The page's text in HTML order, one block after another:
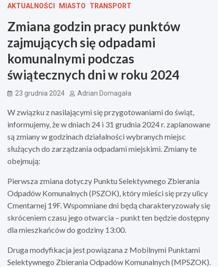
AKTUALNOŚCI MIASTO TRANSPORT
Zmiana godzin pracy punktów
zajmujących się odpadami
komunalnymi podczas
świątecznych dni w roku 2024
23 grudnia 2024 Adrian Domagała
W związku z nasilającymi się przygotowaniami do świąt,
informujemy, że w dniach 24 i 31 grudnia 2024 r. zaplanowane
są zmiany w godzinach działalności wybranych miejsc
służących do zarządzania odpadami miejskimi. Zmiany te
obejmują:
Pierwsza zmiana dotyczy Punktu Selektywnego Zbierania
Odpadów Komunalnych (PSZOK), który mieści się przy ulicy
Cmentarnej 19F. Wspomniane dni będą charakteryzowały się
skróceniem czasu jego otwarcia – punkt ten będzie dostępny
dla mieszkańców do godziny 13:00.
Druga modyfikacja jest powiązana z Mobilnymi Punktami
Selektywnego Zbierania Odpadów Komunalnych (MPSZOK).